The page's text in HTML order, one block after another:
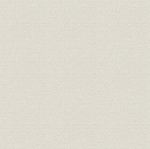
2 原子力関連
3 電子計算機と計算技術
第5節 パワートロニクス・メカトロニ
へ(昭和45~現在/1970~現在)
1 エネルギー・制御
2 環境保全技術
3 情報・通信
4 電子デバイス